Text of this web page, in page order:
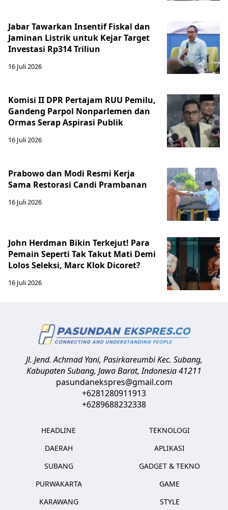
Jabar Tawarkan Insentif Fiskal dan
Jaminan Listrik untuk Kejar Target
Investasi Rp314 Triliun
16 Juli 2026
Komisi II DPR Pertajam RUU Pemilu,
Gandeng Parpol Nonparlemen dan
Ormas Serap Aspirasi Publik
16 Juli 2026
Prabowo dan Modi Resmi Kerja
Sama Restorasi Candi Prambanan
16 Juli 2026
John Herdman Bikin Terkejut! Para
Pemain Seperti Tak Takut Mati Demi
Lolos Seleksi, Marc Klok Dicoret?
16 Juli 2026
Jl. Jend. Achmad Yani, Pasirkareumbi Kec. Subang,
Kabupaten Subang, Jawa Barat,Indonesia41211
pasundanekspres@gmail.com
+6281280911913
+6289688232338
HEADLINE
DAERAH
SUBANG
PURWAKARTA
KARAWANG
TEKNOLOGI
APLIKASI
GADGET & TEKNO
GAME
STYLE